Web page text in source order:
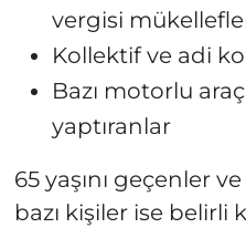
vergisi
Kollektif ve adi
Bazı motorlu
yaptıranlar
65 yaşını geçenler
bazı kişiler ise belirli